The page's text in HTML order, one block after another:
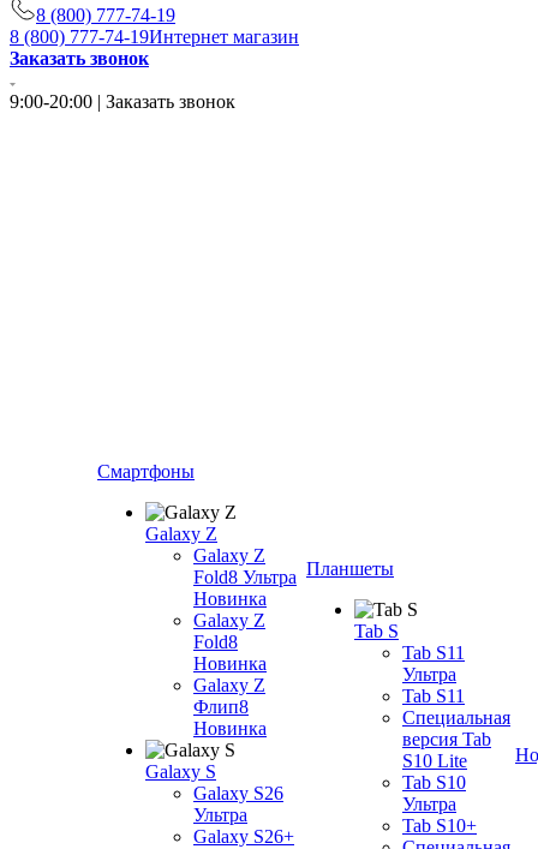
8 (800) 777-74-19
8 (800) 777-74-19Интернет магазин
Заказать звонок
9:00-20:00 | Заказать звонок
Смартфоны
Galaxy Z
Galaxy Z
Fold8 Ультра
Новинка
Galaxy Z
Fold8
Новинка
Galaxy Z
Флип8
Новинка
Galaxy S
Galaxy S26
Ультра
Galaxy S26+
Планшеты
Tab S
Tab S11
Ультра
Tab S11
Специальная
версия Tab
S10 Lite
Tab S10
Ультра
Tab S10+